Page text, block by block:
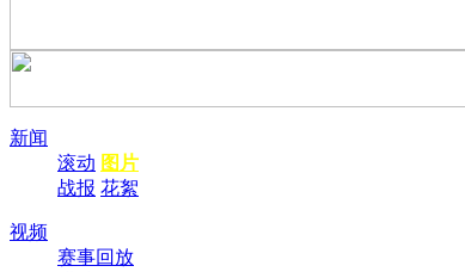
新闻
滚动 图片
战报 花絮
视频
赛事回放